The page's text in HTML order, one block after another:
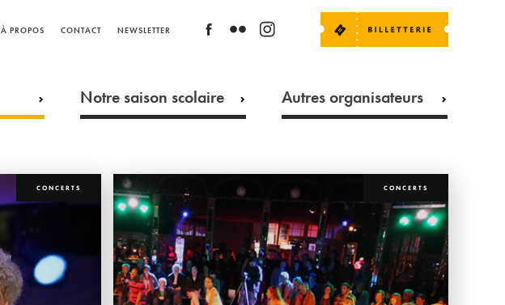
À PROPOS CONTACT NEWSLETTER
Notre saison scolaire Autres organisateurs
CONCERTS CONCERTS